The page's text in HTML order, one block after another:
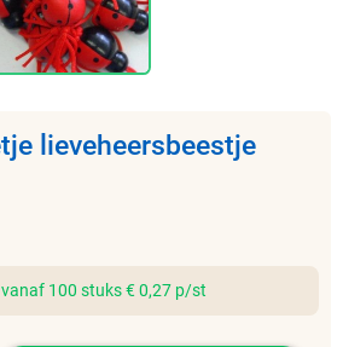
lieveheersbeestje
100 stuks € 0,27 p/st